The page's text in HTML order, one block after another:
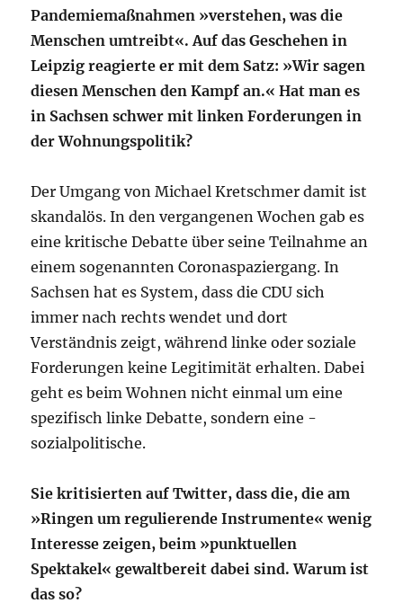
Pandemiemaßnahmen »verstehen, was die
Menschen umtreibt«. Auf das Geschehen in
Leipzig ­reagierte er mit dem Satz: »Wir sagen
diesen Menschen den Kampf an.« Hat man es
in Sachsen schwer mit linken Forde­rungen in
der Wohnungspolitik?
Der Umgang von Michael Kretschmer damit ist
skandalös. In den vergangenen Wochen gab es
eine kritische Debatte über seine Teilnahme an
einem sogenannten Coronaspaziergang. In
Sachsen hat es System, dass die CDU sich
immer nach rechts wendet und dort
Verständnis zeigt, während linke oder soziale
Forderungen keine ­Legitimität erhalten. ­Dabei
geht es beim Wohnen nicht einmal um eine
spezifisch linke Debatte, sondern eine ­
sozialpolitische.
Sie kritisierten auf Twitter, dass die, die am
»Ringen um regulierende Instrumente« wenig
Interesse zeigen, beim »punktuellen
Spektakel« gewaltbereit dabei sind. Warum ist
das so?